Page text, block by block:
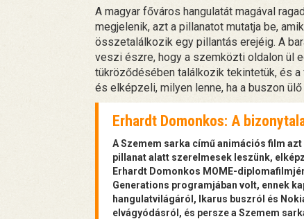
A magyar főváros hangulatát magával
megjelenik, azt a pillanatot mutatja be,
összetalálkozik egy pillantás erejéig. A
veszi észre, hogy a szemközti oldalon ül
tükröződésében találkozik tekintetük, és
és elképzeli, milyen lenne, ha a buszon ülő
Erhardt Domonkos: A
A Szemem sarka című animációs film
pillanat alatt szerelmesek leszünk,
Erhardt Domonkos MOME-
Generations programjában volt, ennek
hangulatvilágáról, Ikarus buszról és
elvágyódásról, és persze a Szemem